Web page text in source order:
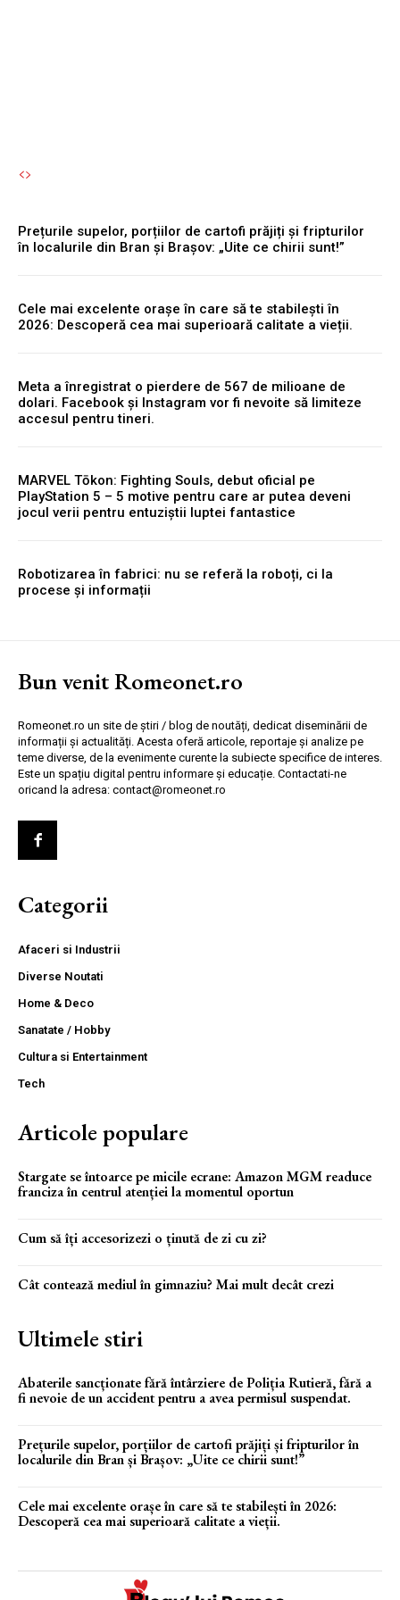
Prețurile supelor, porțiilor de cartofi prăjiți și fripturilor
în localurile din Bran și Brașov: „Uite ce chirii sunt!”
Cele mai excelente orașe în care să te stabilești în
2026: Descoperă cea mai superioară calitate a vieții.
Meta a înregistrat o pierdere de 567 de milioane de
dolari. Facebook și Instagram vor fi nevoite să limiteze
accesul pentru tineri.
MARVEL Tōkon: Fighting Souls, debut oficial pe
PlayStation 5 – 5 motive pentru care ar putea deveni
jocul verii pentru entuziștii luptei fantastice
Robotizarea în fabrici: nu se referă la roboți, ci la
procese și informații
Bun venit Romeonet.ro
Romeonet.ro un site de știri / blog de noutăți, dedicat diseminării de
informații și actualități. Acesta oferă articole, reportaje și analize pe
teme diverse, de la evenimente curente la subiecte specifice de interes.
Este un spațiu digital pentru informare și educație. Contactati-ne
oricand la adresa: contact@romeonet.ro
Categorii
Afaceri si Industrii
Diverse Noutati
Home & Deco
Sanatate / Hobby
Cultura si Entertainment
Tech
Articole populare
Stargate se întoarce pe micile ecrane: Amazon MGM readuce
franciza în centrul atenției la momentul oportun
Cum să îți accesorizezi o ținută de zi cu zi?
Cât contează mediul în gimnaziu? Mai mult decât crezi
Ultimele stiri
Abaterile sancționate fără întârziere de Poliția Rutieră, fără a
fi nevoie de un accident pentru a avea permisul suspendat.
Prețurile supelor, porțiilor de cartofi prăjiți și fripturilor în
localurile din Bran și Brașov: „Uite ce chirii sunt!”
Cele mai excelente orașe în care să te stabilești în 2026:
Descoperă cea mai superioară calitate a vieții.